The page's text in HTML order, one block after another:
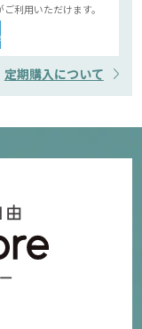
利用いただけます。
定期購入について